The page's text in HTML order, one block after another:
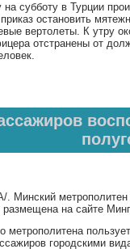
субботу в Турции
остановить
вертолеты. К утру
отстранены от
Минский
размещена на сайте
метрополитена
городскими